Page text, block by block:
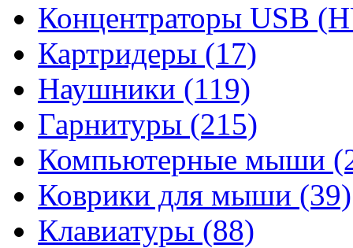
Концентраторы USB
Картридеры (17)
Наушники (119)
Гарнитуры (215)
Компьютерные мыши
Коврики для мыши (39)
Клавиатуры (88)